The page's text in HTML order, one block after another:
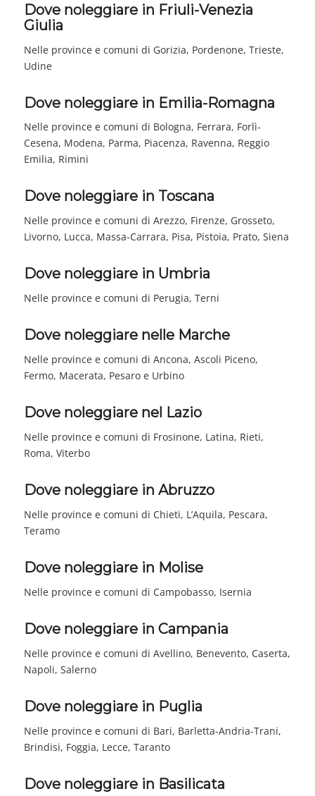
Dove noleggiare in Friuli-Venezia
Giulia
Nelle province e comuni di Gorizia, Pordenone, Trieste,
Udine
Dove noleggiare in Emilia-Romagna
Nelle province e comuni di Bologna, Ferrara, Forlì-
Cesena, Modena, Parma, Piacenza, Ravenna, Reggio
Emilia, Rimini
Dove noleggiare in Toscana
Nelle province e comuni di Arezzo, Firenze, Grosseto,
Livorno, Lucca, Massa-Carrara, Pisa, Pistoia, Prato, Siena
Dove noleggiare in Umbria
Nelle province e comuni di Perugia, Terni
Dove noleggiare nelle Marche
Nelle province e comuni di Ancona, Ascoli Piceno,
Fermo, Macerata, Pesaro e Urbino
Dove noleggiare nel Lazio
Nelle province e comuni di Frosinone, Latina, Rieti,
Roma, Viterbo
Dove noleggiare in Abruzzo
Nelle province e comuni di Chieti, L’Aquila, Pescara,
Teramo
Dove noleggiare in Molise
Nelle province e comuni di Campobasso, Isernia
Dove noleggiare in Campania
Nelle province e comuni di Avellino, Benevento, Caserta,
Napoli, Salerno
Dove noleggiare in Puglia
Nelle province e comuni di Bari, Barletta-Andria-Trani,
Brindisi, Foggia, Lecce, Taranto
Dove noleggiare in Basilicata